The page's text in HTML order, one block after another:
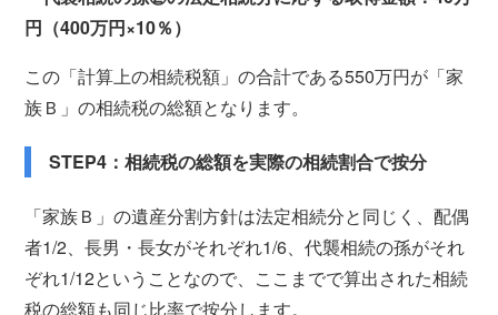
円（400万円×10％）
この「計算上の相続税額」の合計である550万円が「家
族Ｂ」の相続税の総額となります。
STEP4：相続税の総額を実際の相続割合で按分
「家族Ｂ」の遺産分割方針は法定相続分と同じく、配偶
者1/2、長男・長女がそれぞれ1/6、代襲相続の孫がそれ
ぞれ1/12ということなので、ここまでで算出された相続
税の総額も同じ比率で按分します。